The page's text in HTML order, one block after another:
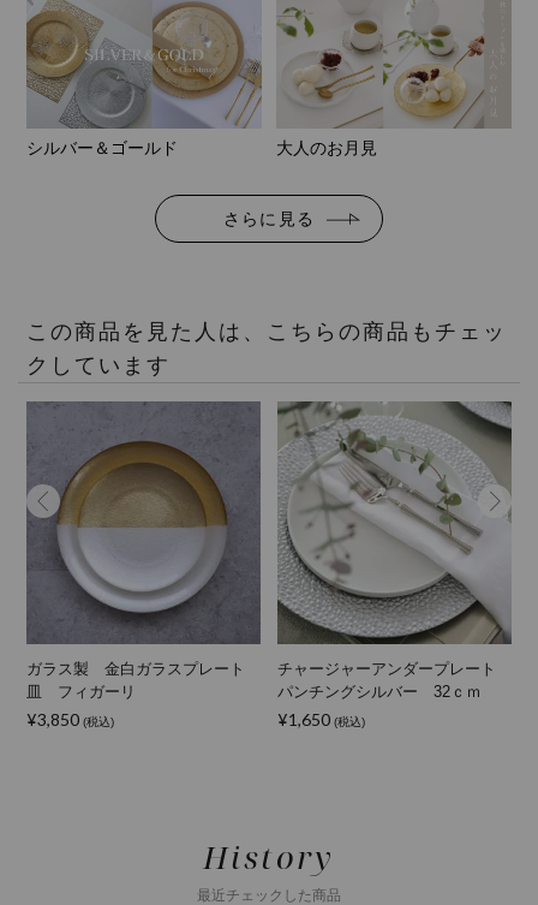
シルバー＆ゴールド 大人のお月見
さらに見る
この商品を見た人は、こちらの商品もチェッ
クしています
ガラス製 金白ガラスプレート
皿 フィガーリ
¥3,850 (税込)
チャージャーアンダープレート
パンチングシルバー 32ｃｍ
¥1,650 (税込)
History
最近チェックした商品